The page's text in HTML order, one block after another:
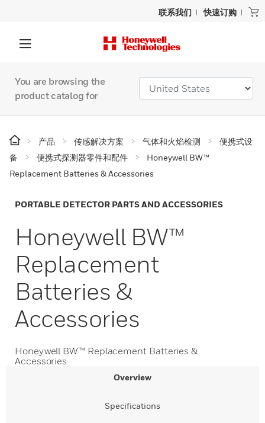
联系我们 快速订购
You are browsing the
product catalog for
产品 传感解决方案 气体和火焰检测
便携式设
备
便携式探测器零件和配件
Honeywell BW™
Replacement Batteries & Accessories
PORTABLE DETECTOR PARTS AND ACCESSORIES
Honeywell BW™
Replacement
Batteries &
Accessories
Honeywell BW™ Replacement Batteries &
Accessories
Overview
Specifications